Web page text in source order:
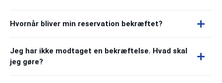
Hvornår bliver min reservation bekræftet?
Jeg har ikke modtaget en bekræftelse. Hvad skal
jeg gøre?